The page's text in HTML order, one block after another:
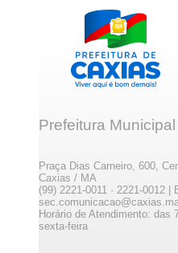
Prefeitura
Praça Dias Carneiro, 600,
Caxias / MA
(99) 2221-0011 · 2221-0012 |
Horário de Atendimento: das
sexta-feira